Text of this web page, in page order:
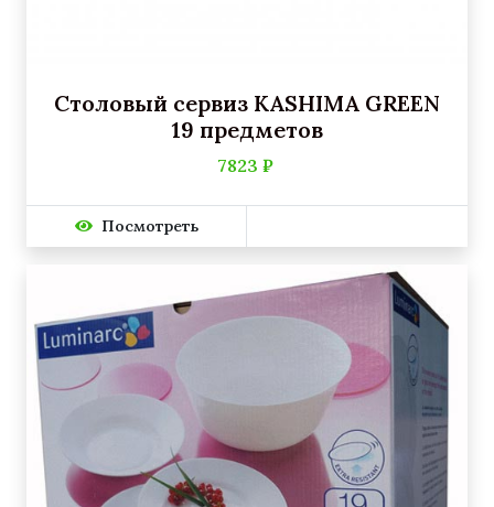
Столовый сервиз KASHIMA GREEN
19 предметов
7823 ₽
Посмотреть